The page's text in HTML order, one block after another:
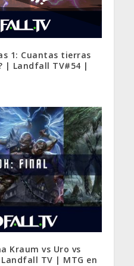
1: Cuantas tierras
| Landfall TV#54 |
Kraum vs Uro vs
TV | MTG en